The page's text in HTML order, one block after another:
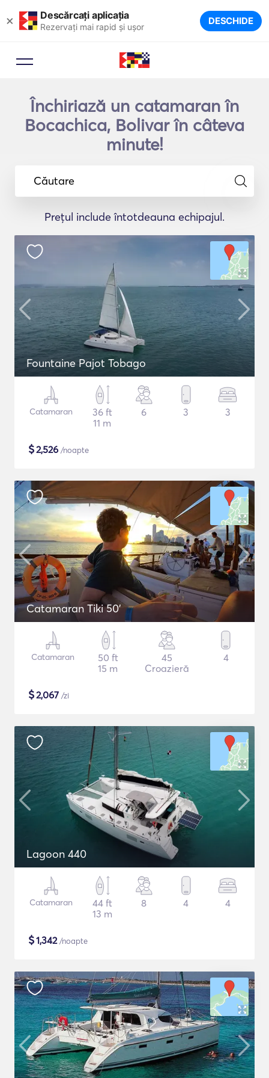
× Descărcați aplicația
Rezervați mai rapid și ușor DESCHIDE
Închiriază un catamaran în
Bocachica, Bolivar în câteva
minute!
Căutare
Prețul include întotdeauna echipajul.
Fountaine Pajot Tobago
Catamaran
36 ft
11 m
6 3 3
$2,526 /noapte
Catamaran Tiki 50'
Catamaran
50 ft
15 m
45
Croazieră
4
$2,067 /zi
Lagoon 440
Catamaran
44 ft
13 m
8 4 4
$1,342/noapte